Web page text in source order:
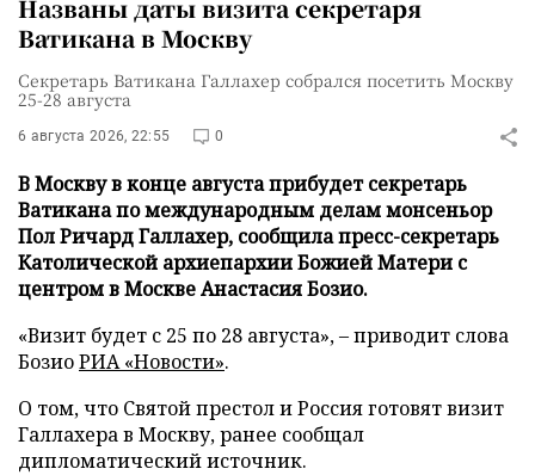
Названы даты визита секретаря
Ватикана в Москву
Секретарь Ватикана Галлахер собрался посетить Москву
25-28 августа
6 августа 2026, 22:55 0
В Москву в конце августа прибудет секретарь
Ватикана по международным делам монсеньор
Пол Ричард Галлахер, сообщила пресс-секретарь
Католической архиепархии Божией Матери с
центром в Москве Анастасия Бозио.
«Визит будет с 25 по 28 августа», – приводит слова
БозиоРИА «Новости».
О том, что Святой престол и Россия готовят визит
Галлахера в Москву, ранее сообщал
дипломатический источник.